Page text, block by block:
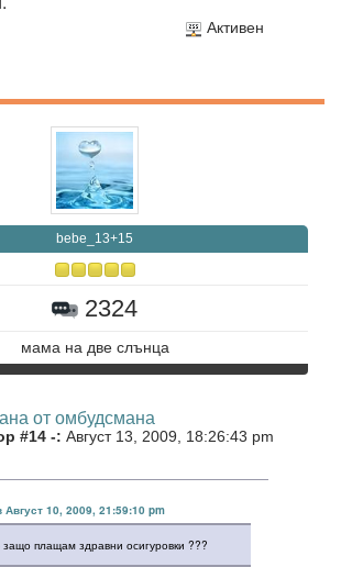
Активен
bebe_13+15
2324
мама на две слънца
от омбудсмана
#14 -: Август 13, 2009, 18:26:43 pm
Август 10, 2009, 21:59:10 pm
плащам здравни осигуровки ???